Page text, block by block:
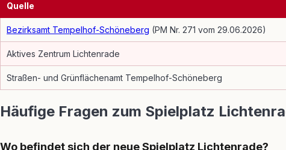
Quelle
Bezirksamt Tempelhof-Schöneberg (PM Nr. 271 vom 29.06.2026)
Aktives Zentrum Lichtenrade
Straßen- und Grünflächenamt Tempelhof-Schöneberg
Häufige Fragen zum Spielplatz
Wo befindet sich der neue Spielplatz Lichtenrade?